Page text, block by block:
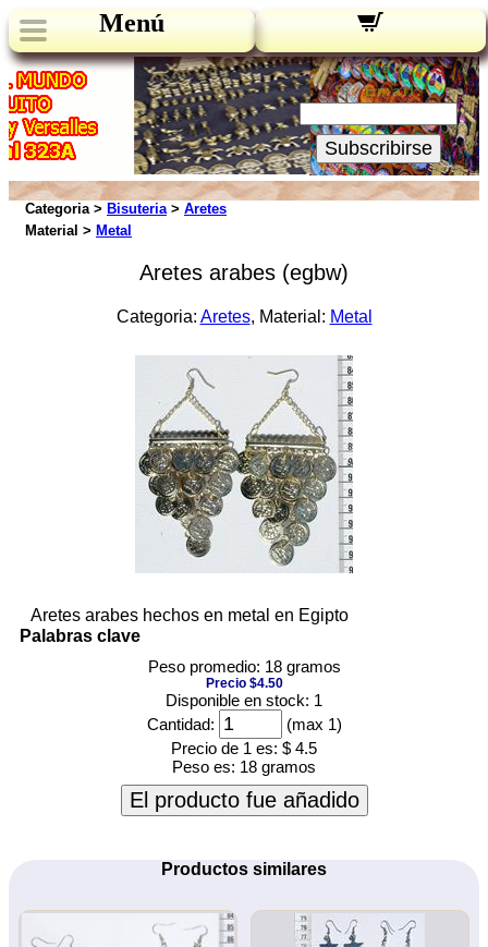
Menú
Novedades:
Su Email:
Subscribirse
Categoria > Bisuteria> Aretes
Material > Metal
Aretes arabes (egbw)
Categoria: Aretes, Material: Metal
Aretes arabes hechos en metal en Egipto
Palabras clave
Peso promedio: 18 gramos
Precio $4.50
Disponible en stock: 1
Cantidad:
(max 1)
Precio de 1 es: $ 4.5
Peso es: 18 gramos
El producto fue añadido
Productos similares